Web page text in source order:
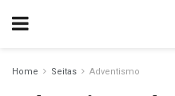
Home Seitas Adventismo